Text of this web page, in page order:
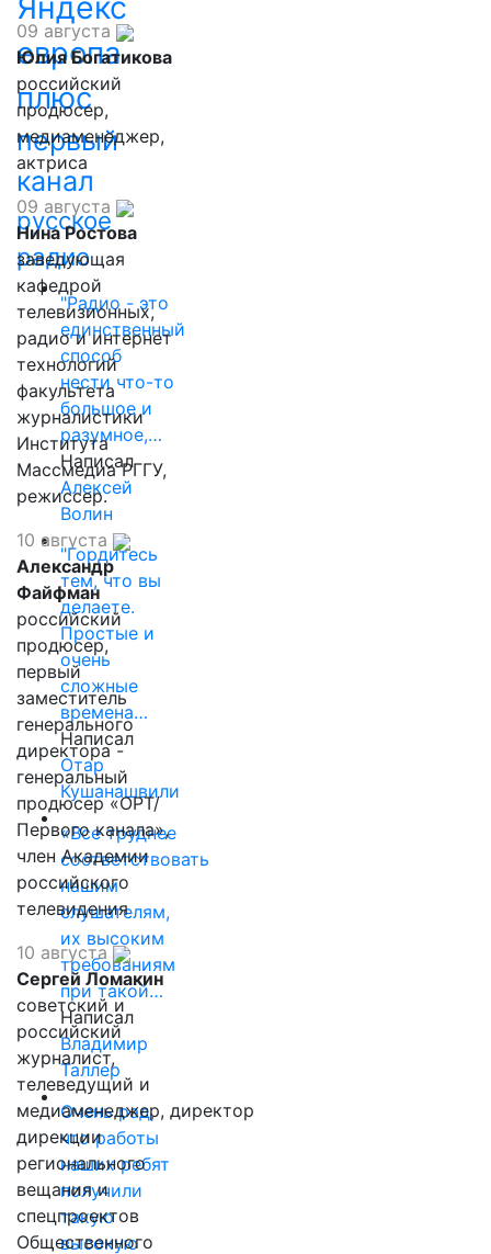
европа
плюс
первый
канал
русское
радио
"Радио - это
единственный
способ
нести что-то
большое и
разумное,…
Написал
Алексей
Волин
"Гордитесь
тем, что вы
делаете.
Простые и
очень
сложные
времена…
Написал
Отар
Кушанашвили
«Все труднее
соответствовать
нашим
слушателям,
их высоким
требованиям
при такой…
Написал
Владимир
Таллер
Очень рад,
что работы
наших ребят
получили
такую
высокую
09 августа
Юлия Богатикова
российский
продюсер,
медиаменеджер,
актриса
09 августа
Нина Ростова
заведующая
кафедрой
телевизионных,
радио и интернет
технологий
факультета
журналистики
Института
Массмедиа РГГУ,
режиссер.
10 августа
Александр
Файфман
российский
продюсер,
первый
заместитель
генерального
директора -
генеральный
продюсер «ОРТ/
Первого канала»,
член Академии
российского
телевидения
10 августа
Сергей Ломакин
советский и
российский
журналист,
телеведущий и
медиаменеджер, директор
дирекции
регионального
вещания и
спецпроектов
Общественного